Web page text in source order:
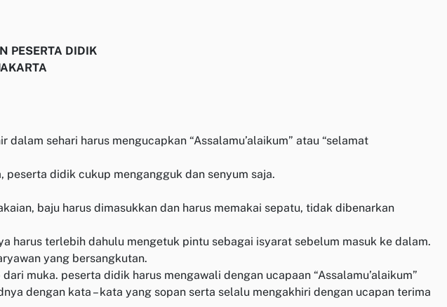
PESERTA DIDIK
sehari harus mengucapkan “Assalamu’alaikum” atau “selamat
didik cukup mengangguk dan senyum saja.
baju harus dimasukkan dan harus memakai sepatu, tidak dibenarkan
harus terlebih dahulu mengetuk pintu sebagai isyarat sebelum masuk ke dalam.
yang bersangkutan.
muka. peserta didik harus mengawali dengan ucapaan “Assalamu’alaikum”
dengan kata – kata yang sopan serta selalu mengakhiri dengan ucapan terima